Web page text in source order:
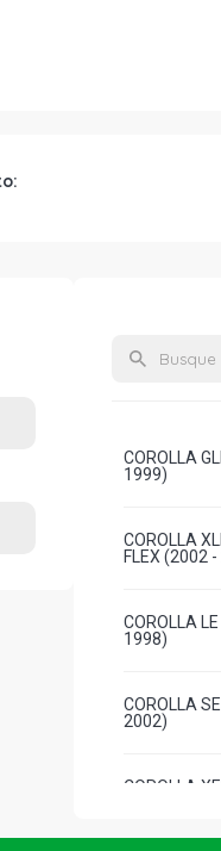
COROLLA
1999)
COROLLA
FLEX (2002
COROLLA
1998)
COROLLA
2002)
COROLLA